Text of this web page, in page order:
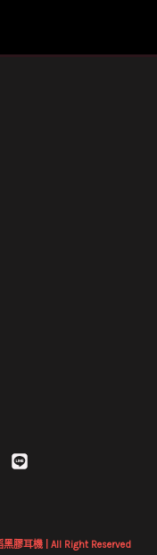
膠耳機 | All Right Reserved